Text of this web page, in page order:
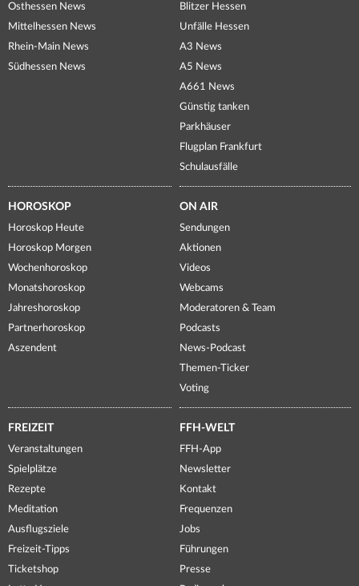
Osthessen News
Mittelhessen News
Rhein-Main News
Südhessen News
Blitzer Hessen
Unfälle Hessen
A3 News
A5 News
A661 News
Günstig tanken
Parkhäuser
Flugplan Frankfurt
Schulausfälle
HOROSKOP
Horoskop Heute
Horoskop Morgen
Wochenhoroskop
Monatshoroskop
Jahreshoroskop
Partnerhoroskop
Aszendent
ON AIR
Sendungen
Aktionen
Videos
Webcams
Moderatoren & Team
Podcasts
News-Podcast
Themen-Ticker
Voting
FREIZEIT
Veranstaltungen
Spielplätze
Rezepte
Meditation
Ausflugsziele
Freizeit-Tipps
Ticketshop
FFH-WELT
FFH-App
Newsletter
Kontakt
Frequenzen
Jobs
Führungen
Presse